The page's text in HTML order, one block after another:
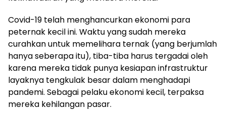
Covid-19 telah menghancurkan ekonomi para
peternak kecil ini. Waktu yang sudah mereka
curahkan untuk memelihara ternak (yang berjumlah
hanya seberapa itu), tiba-tiba harus tergadai oleh
karena mereka tidak punya kesiapan infrastruktur
layaknya tengkulak besar dalam menghadapi
pandemi. Sebagai pelaku ekonomi kecil, terpaksa
mereka kehilangan pasar.